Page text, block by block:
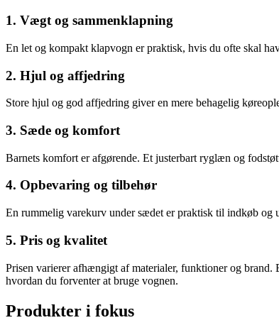
1. Vægt og sammenklapning
En let og kompakt klapvogn er praktisk, hvis du ofte skal
2. Hjul og affjedring
Store hjul og god affjedring giver en mere behagelig
3. Sæde og komfort
Barnets komfort er afgørende. Et justerbart ryglæn og
4. Opbevaring og tilbehør
En rummelig varekurv under sædet er praktisk til indkøb og
5. Pris og kvalitet
Prisen varierer afhængigt af materialer, funktioner og
hvordan du forventer at bruge vognen.
Produkter i fokus